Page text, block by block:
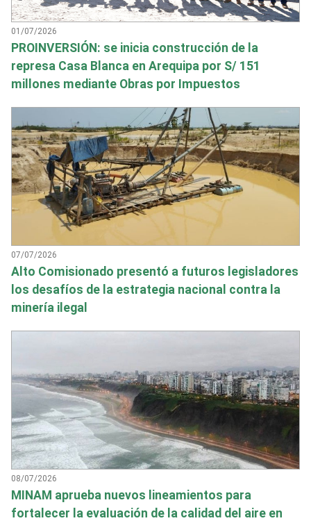
01/07/2026
PROINVERSIÓN: se inicia construcción de la
represa Casa Blanca en Arequipa por S/ 151
millones mediante Obras por Impuestos
07/07/2026
Alto Comisionado presentó a futuros legisladores
los desafíos de la estrategia nacional contra la
minería ilegal
08/07/2026
MINAM aprueba nuevos lineamientos para
fortalecer la evaluación de la calidad del aire en